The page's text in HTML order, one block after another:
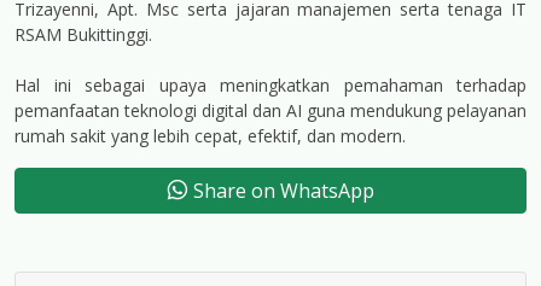
Trizayenni, Apt. Msc serta jajaran manajemen serta tenaga IT
RSAM Bukittinggi.
Hal ini sebagai upaya meningkatkan pemahaman terhadap
pemanfaatan teknologi digital dan AI guna mendukung pelayanan
rumah sakit yang lebih cepat, efektif, dan modern.
Share on WhatsApp